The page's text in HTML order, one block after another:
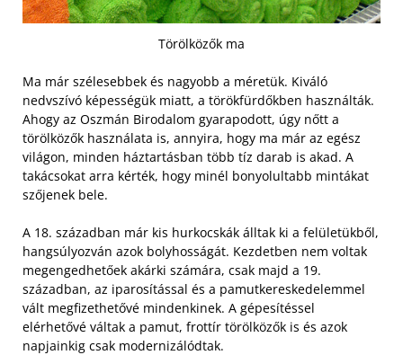
Törölközők ma
Ma már szélesebbek és nagyobb a méretük. Kiváló
nedvszívó képességük miatt, a törökfürdőkben használták.
Ahogy az Oszmán Birodalom gyarapodott, úgy nőtt a
törölközők használata is, annyira, hogy ma már az egész
világon, minden háztartásban több tíz darab is akad. A
takácsokat arra kérték, hogy minél bonyolultabb mintákat
szőjenek bele.
A 18. században már kis hurkocskák álltak ki a felületükből,
hangsúlyozván azok bolyhosságát. Kezdetben nem voltak
megengedhetőek akárki számára, csak majd a 19.
században, az iparosítással és a pamutkereskedelemmel
vált megfizethetővé mindenkinek. A gépesítéssel
elérhetővé váltak a pamut, frottír törölközők is és azok
napjainkig csak modernizálódtak.